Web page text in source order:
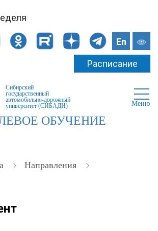
En
Расписание
Сибирский
государственный
автомобильно-дорожный
университет (СИБАДИ)
Меню
ОБУЧЕНИЕ
Направления